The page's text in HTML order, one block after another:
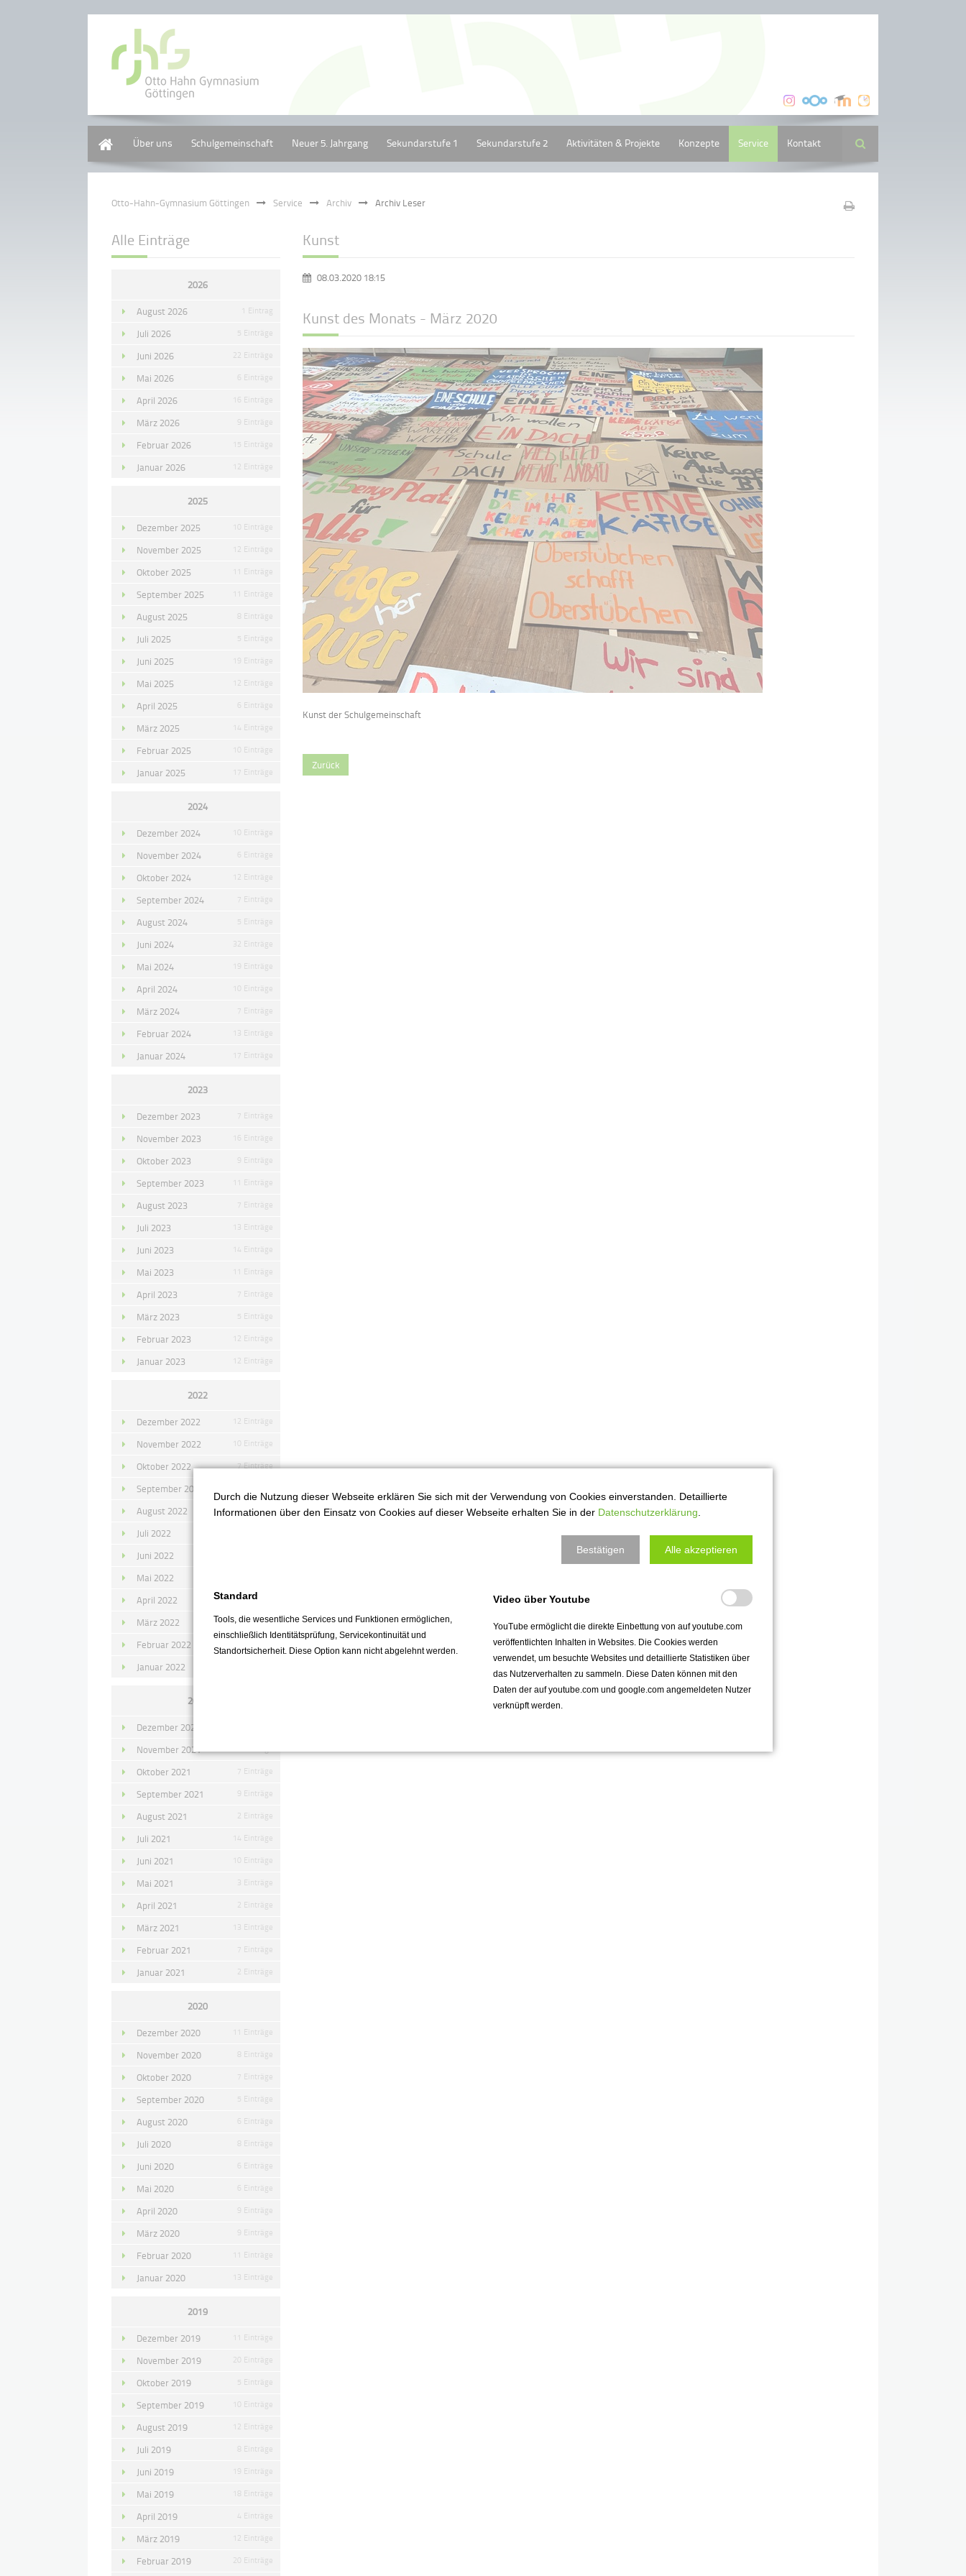
Über uns Schulgemeinschaft Neuer 5. Jahrgang Sekundarstufe 1 Sekundarstufe 2 Aktivitäten & Projekte Konzepte Service Kontakt Suche
Otto-Hahn-Gymnasium Göttingen Service Archiv Archiv Leser
Kunst
08.03.2020 18:15
Kunst des Monats - März 2020
Kunst der Schulgemeinschaft
Zurück
Alle Einträge
2026
August 2026 1 Eintrag
Juli 2026 5 Einträge
Juni 2026 22 Einträge
Mai 2026 6 Einträge
April 2026 16 Einträge
März 2026 9 Einträge
Februar 2026 15 Einträge
Januar 2026 12 Einträge
2025
Dezember 2025 10 Einträge
November 2025 12 Einträge
Oktober 2025 11 Einträge
September 2025 11 Einträge
August 2025 8 Einträge
Juli 2025 5 Einträge
Juni 2025 19 Einträge
Mai 2025 12 Einträge
April 2025 6 Einträge
März 2025 14 Einträge
Februar 2025 10 Einträge
Januar 2025 17 Einträge
2024
Dezember 2024 10 Einträge
November 2024 6 Einträge
Oktober 2024 12 Einträge
September 2024 7 Einträge
August 2024 5 Einträge
Juni 2024 32 Einträge
Mai 2024 19 Einträge
April 2024 10 Einträge
März 2024 7 Einträge
Februar 2024 13 Einträge
Januar 2024 17 Einträge
2023
Dezember 2023 7 Einträge
November 2023 16 Einträge
Oktober 2023 9 Einträge
September 2023 11 Einträge
August 2023 7 Einträge
Juli 2023 13 Einträge
Juni 2023 14 Einträge
Mai 2023 11 Einträge
April 2023 7 Einträge
März 2023 5 Einträge
Februar 2023 12 Einträge
Januar 2023 12 Einträge
2022
Dezember 2022 12 Einträge
November 2022 10 Einträge
Oktober 2022 7 Einträge
September 2022
August 2022 4 Einträge
Juli 2022
Juni 2022
Mai 2022
April 2022 8 Einträge
März 2022 15 Einträge
Februar 2022
Januar 2022
2021
Dezember 2021
November 2021
Oktober 2021 7 Einträge
September 2021 9 Einträge
August 2021 2 Einträge
Juli 2021 14 Einträge
Juni 2021 10 Einträge
Mai 2021 3 Einträge
April 2021 2 Einträge
März 2021 13 Einträge
Februar 2021 7 Einträge
Januar 2021 2 Einträge
2020
Dezember 2020 11 Einträge
November 2020 8 Einträge
Oktober 2020 7 Einträge
September 2020 5 Einträge
August 2020 6 Einträge
Juli 2020 8 Einträge
Juni 2020 6 Einträge
Mai 2020 6 Einträge
April 2020 9 Einträge
März 2020 9 Einträge
Februar 2020 11 Einträge
Januar 2020 13 Einträge
2019
Dezember 2019 11 Einträge
November 2019 20 Einträge
Oktober 2019 5 Einträge
September 2019 10 Einträge
August 2019 12 Einträge
Juli 2019 8 Einträge
Juni 2019 19 Einträge
Mai 2019 18 Einträge
April 2019 4 Einträge
März 2019 12 Einträge
Februar 2019 20 Einträge
Durch die Nutzung dieser Webseite erklären Sie sich mit der Verwendung von Cookies einverstanden. Detaillierte
Informationen über den Einsatz von Cookies auf dieser Webseite erhalten Sie in der Datenschutzerklärung
Bestätigen Alle akzeptieren
Standard
Tools, die wesentliche Services und Funktionen ermöglichen,
einschließlich Identitätsprüfung, Servicekontinuität und
Standortsicherheit. Diese Option kann nicht abgelehnt werden.
Video über Youtube
YouTube ermöglicht die direkte Einbettung von auf youtube.com
veröffentlichten Inhalten in Websites. Die Cookies werden
verwendet, um besuchte Websites und detaillierte Statistiken über
das Nutzerverhalten zu sammeln. Diese Daten können mit den
Daten der auf youtube.com und google.com angemeldeten Nutzer
verknüpft werden.